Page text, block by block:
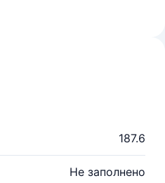
187.6
Не заполнено